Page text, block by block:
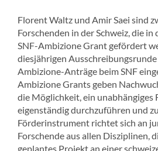
Florent Waltz und Amir Saei sind
Forschenden in der Schweiz, die
SNF-Ambizione Grant gefördert
diesjährigen
Ambizione-Anträge beim SNF
Ambizione Grants geben
die Möglichkeit, ein unabhängiges
eigenständig durchzuführen und
Förderinstrument richtet sich an
Forschende aus allen Disziplinen,
geplantes Projekt an einer